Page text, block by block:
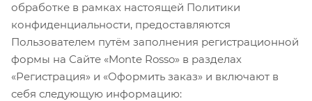
обработке в рамках настоящей Политики
конфиденциальности, предоставляются
Пользователем путём заполнения регистрационной
формы на Сайте «Monte Rosso» в разделах
«Регистрация» и «Оформить заказ» и включают в
себя следующую информацию: